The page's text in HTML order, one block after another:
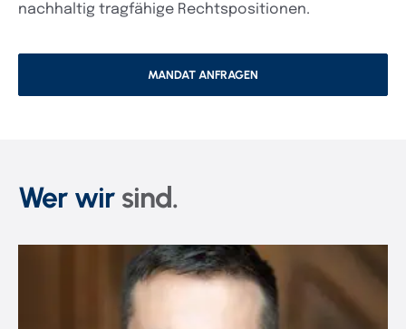
nachhaltig tragfähige Rechtspositionen.
MANDAT ANFRAGEN
Wer wir sind.